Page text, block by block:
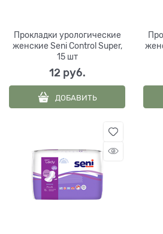
Прокладки урологические
женские Seni Control Super,
15 шт
12 руб.
ДОБАВИТЬ